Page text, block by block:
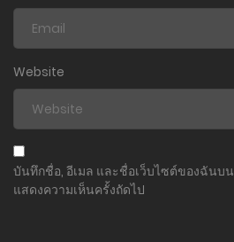
Website
บันทึกชื่อ, อีเมล และชื่อเว็บไซต์ของฉันบ
แสดงความเห็นครั้งถัดไป